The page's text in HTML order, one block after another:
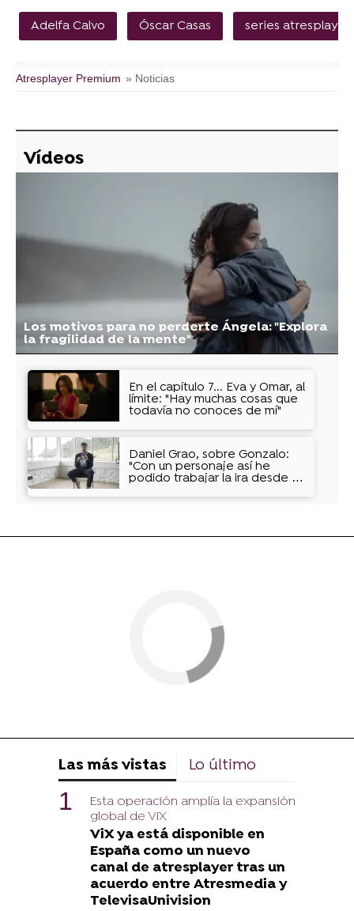
Adelfa Calvo Óscar Casas series atresplayer
Atresplayer Premium » Noticias
Vídeos
Los motivos para no perderte Ángela: "Explora
la fragilidad de la mente"
En el capítulo 7... Eva y Omar, al
límite: "Hay muchas cosas que
todavía no conoces de mí"
Daniel Grao, sobre Gonzalo:
"Con un personaje así he
podido trabajar la ira desde la
Las más vistas Lo último
Esta operación amplía la expansión
global de ViX
ViX ya está disponible en
España como un nuevo
canal de atresplayer tras un
acuerdo entre Atresmedia y
TelevisaUnivision